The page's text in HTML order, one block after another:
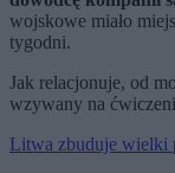
wojskowe miało
tygodni.
Jak relacjonuje, od
wzywany na
Litwa zbuduje wielki